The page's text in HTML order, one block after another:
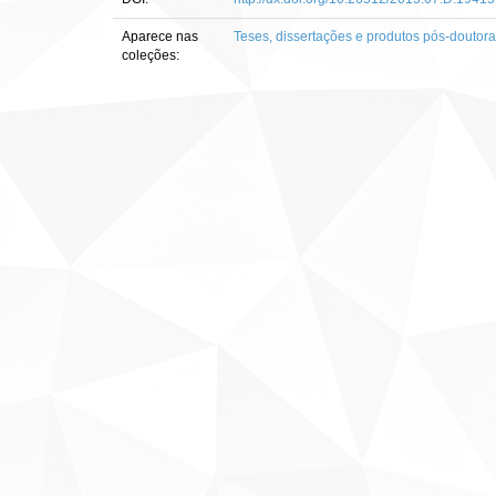
Aparece nas
coleções:
Teses, dissertações e produtos pós-